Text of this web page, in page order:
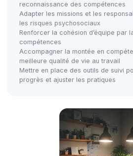
reconnaissance des compétences
Adapter les missions et les
les risques psychosociaux
Renforcer la cohésion d’équipe par
compétences
Accompagner la montée en
meilleure qualité de vie au travail
Mettre en place des outils de suivi
progrès et ajuster les pratiques